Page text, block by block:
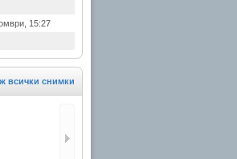
15:27
всички снимки